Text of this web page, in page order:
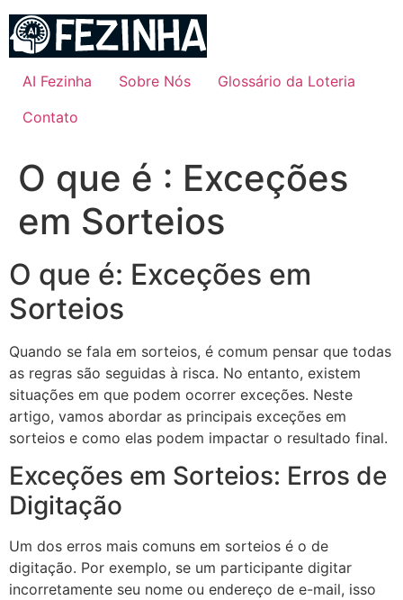
para
conteúdo
AI Fezinha Sobre Nós
Glossário da Loteria
Contato
O que é : Exceções
em Sorteios
O que é: Exceções em
Sorteios
Quando se fala em sorteios, é comum pensar que todas
as regras são seguidas à risca. No entanto, existem
situações em que podem ocorrer exceções. Neste
artigo, vamos abordar as principais exceções em
sorteios e como elas podem impactar o resultado final.
Exceções em Sorteios: Erros de
Digitação
Um dos erros mais comuns em sorteios é o de
digitação. Por exemplo, se um participante digitar
incorretamente seu nome ou endereço de e-mail, isso